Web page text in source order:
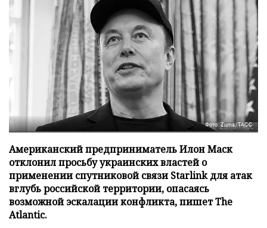
Фото: Zuma/ТАСС
Американский предприниматель Илон Маск
отклонил просьбу украинских властей о
применении спутниковой связи Starlink для атак
вглубь российской территории, опасаясь
возможной эскалации конфликта, пишет The
Atlantic.